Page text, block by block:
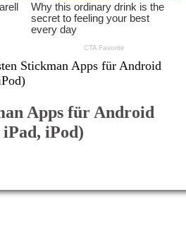
Stickman Apps für Android
Apps für Android
iPod)